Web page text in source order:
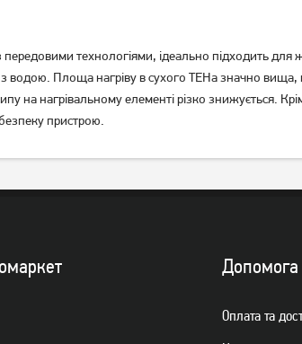
(O)
Бойлер Midea PRIME
компакт D10-20VI (U)
технологіями, ідеально підходить для
з водою. Площа нагріву в сухого ТЕНа значно
на нагрівальному елементі різко знижується.
пристрою.
Допомога
Оплата та